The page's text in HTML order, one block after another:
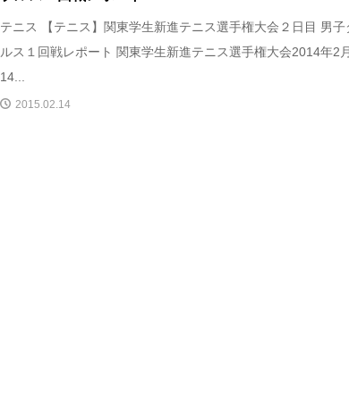
テニス 【テニス】関東学生新進テニス選手権大会２日目 男子
ルス１回戦レポート 関東学生新進テニス選手権大会2014年2
14...
2015.02.14